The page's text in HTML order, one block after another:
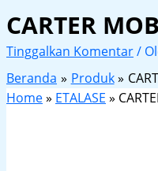
CARTER
Tinggalkan Komentar/
Beranda
Produk
Home» ETALASE »